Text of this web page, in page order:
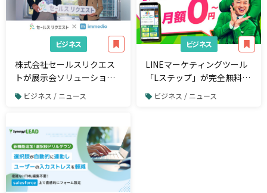
ビジネス
株式会社セールスリクエス
トが展示会ソリューション
「immedio Forms」を導入
ビジネス / ニュース
ビジネス
LINEマーケティングツール
「Lステップ」が完全無料
に！初期費用0円・月額0円
のフリープランが解禁
ビジネス / ニュース